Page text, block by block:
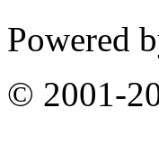
Powered
© 2001-